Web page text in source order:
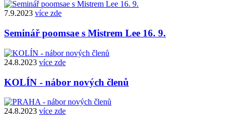
7.9.2023 více zde
Seminář poomsae s Mistrem Lee 16. 9.
24.8.2023 více zde
KOLÍN - nábor nových členů
24.8.2023 více zde